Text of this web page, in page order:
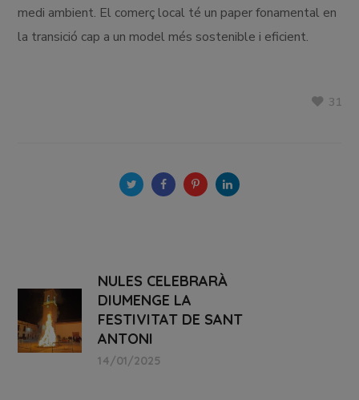
medi ambient. El comerç local té un paper fonamental en
la transició cap a un model més sostenible i eficient.
31
NULES CELEBRARÀ
DIUMENGE LA
FESTIVITAT DE SANT
ANTONI
14/01/2025